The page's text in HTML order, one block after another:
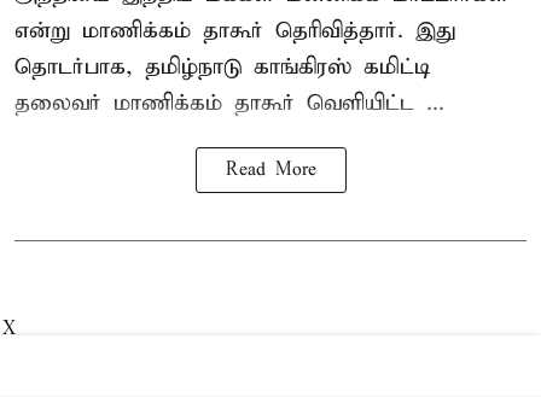
என்று மாணிக்கம் தாகூர் தெரிவித்தார். இது
தொடர்பாக, தமிழ்நாடு காங்கிரஸ் கமிட்டி
தலைவர் மாணிக்கம் தாகூர் வெளியிட்ட ...
Read More
X